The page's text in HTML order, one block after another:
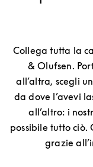
Collega tutta la
& Olufsen.
all’altra, scegli
da dove l’avevi
all’altro: i
possibile tutto ciò.
grazie